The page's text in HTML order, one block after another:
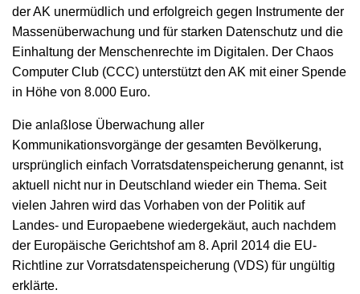
der AK unermüdlich und erfolgreich gegen Instrumente der
Massenüberwachung und für starken Datenschutz und die
Einhaltung der Menschenrechte im Digitalen. Der Chaos
Computer Club (CCC) unterstützt den AK mit einer Spende
in Höhe von 8.000 Euro.
Die anlaßlose Überwachung aller
Kommunikationsvorgänge der gesamten Bevölkerung,
ursprünglich einfach Vorratsdatenspeicherung genannt, ist
aktuell nicht nur in Deutschland wieder ein Thema. Seit
vielen Jahren wird das Vorhaben von der Politik auf
Landes- und Europaebene wiedergekäut, auch nachdem
der Europäische Gerichtshof am 8. April 2014 die EU-
Richtline zur Vorratsdatenspeicherung (VDS) für ungültig
erklärte.